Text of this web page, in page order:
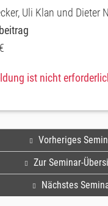
Uli Klan und Dieter
ist nicht
Vorheriges
Zur Seminar-
Nächstes